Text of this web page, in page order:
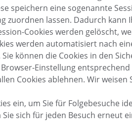
speichern eine sogenannte
zuordnen lassen. Dadurch
Cookies werden gelöscht,
werden automatisiert nach
können die Cookies in den
Einstellung
Cookies ablehnen. Wir
ein, um Sie für Folgebesuche
sich für jeden Besuch erneut